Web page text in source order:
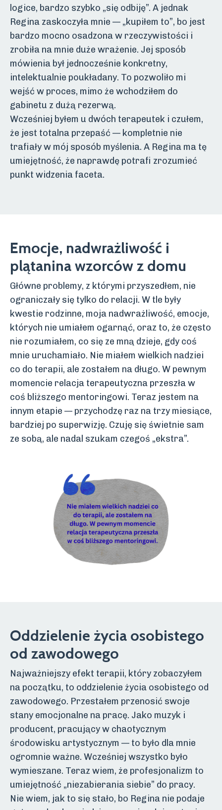
logice, bardzo szybko „się odbiję”. A jednak
Regina zaskoczyła mnie — „kupiłem to”, bo jest
bardzo mocno osadzona w rzeczywistości i
zrobiła na mnie duże wrażenie. Jej sposób
mówienia był jednocześnie konkretny,
intelektualnie poukładany. To pozwoliło mi
wejść w proces, mimo że wchodziłem do
gabinetu z dużą rezerwą.
Wcześniej byłem u dwóch terapeutek i czułem,
że jest totalna przepaść — kompletnie nie
trafiały w mój sposób myślenia. A Regina ma tę
umiejętność, że naprawdę potrafi zrozumieć
punkt widzenia faceta.
Emocje, nadwrażliwość i
plątanina wzorców z domu
Główne problemy, z którymi przyszedłem, nie
ograniczały się tylko do relacji. W tle były
kwestie rodzinne, moja nadwrażliwość, emocje,
których nie umiałem ogarnąć, oraz to, że często
nie rozumiałem, co się ze mną dzieje, gdy coś
mnie uruchamiało. Nie miałem wielkich nadziei
co do terapii, ale zostałem na długo. W pewnym
momencie relacja terapeutyczna przeszła w
coś bliższego mentoringowi. Teraz jestem na
innym etapie — przychodzę raz na trzy miesiące,
bardziej po superwizję. Czuję się świetnie sam
ze sobą, ale nadal szukam czegoś „ekstra”.
Oddzielenie życia osobistego
od zawodowego
Najważniejszy efekt terapii, który zobaczyłem
na początku, to oddzielenie życia osobistego od
zawodowego. Przestałem przenosić swoje
stany emocjonalne na pracę. Jako muzyk i
producent, pracujący w chaotycznym
środowisku artystycznym — to było dla mnie
ogromnie ważne. Wcześniej wszystko było
wymieszane. Teraz wiem, że profesjonalizm to
umiejętność „niezabierania siebie” do pracy.
Nie wiem, jak to się stało, bo Regina nie podaje